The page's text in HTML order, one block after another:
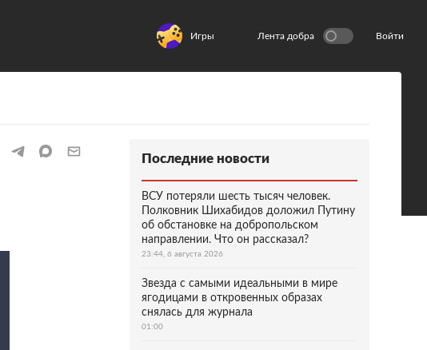
Игры Лента добра Войти
Последние новости
ВСУ потеряли шесть тысяч человек.
Полковник Шихабидов доложил Путину
об обстановке на добропольском
направлении. Что он рассказал?
23:44, 6 августа 2026
Звезда с самыми идеальными в мире
ягодицами в откровенных образах
снялась для журнала
01:00